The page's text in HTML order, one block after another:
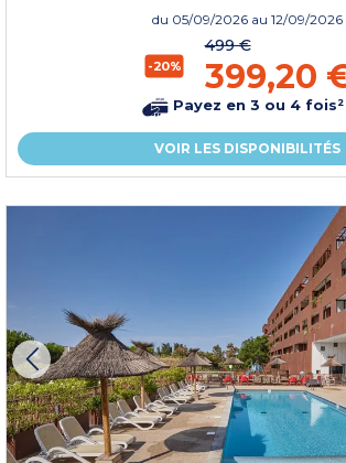
du 05/09/2026 au 12/09/2026
-20%
499 €
399,20
Payez en 3 ou 4 fois²
VOIR LES DISPONIBILITÉS